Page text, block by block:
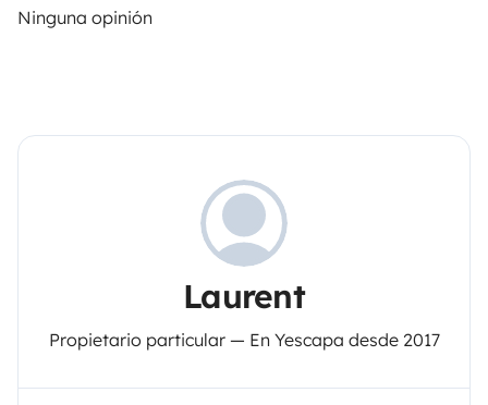
Ninguna opinión
Laurent
Propietario particular — En Yescapa desde 2017